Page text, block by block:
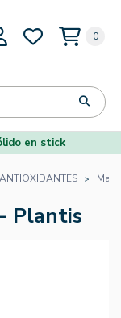
0
en stick
ANTIOXIDANTES
Plantis